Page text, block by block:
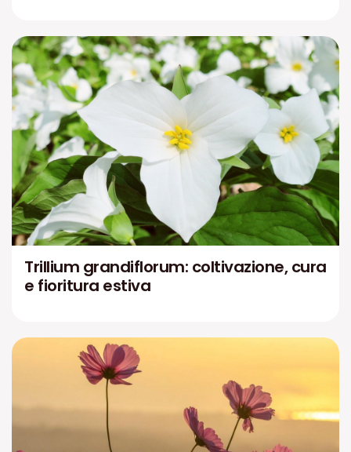
Trillium grandiflorum: coltivazione, cura
e fioritura estiva